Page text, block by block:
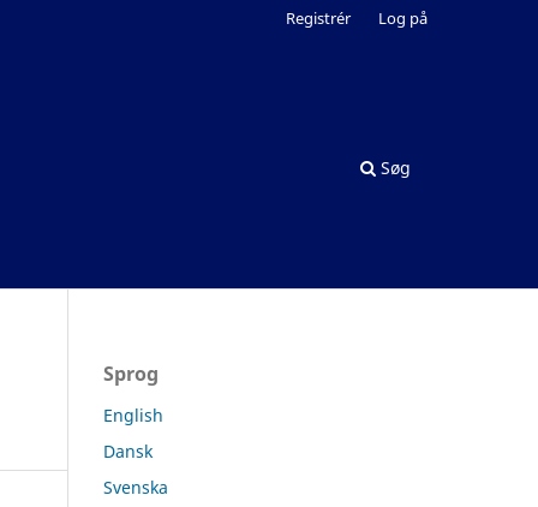
Søg
Registrér Log på
Sprog
English
Dansk
Svenska